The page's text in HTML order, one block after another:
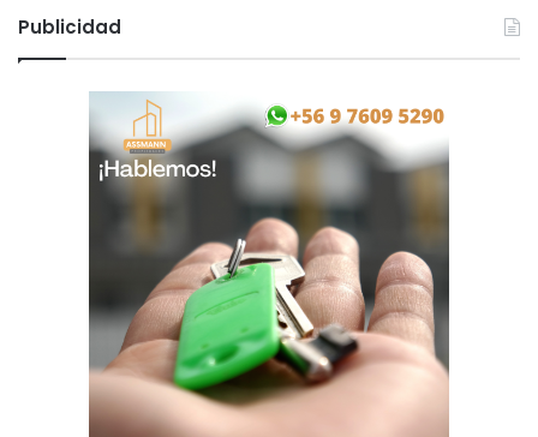
Publicidad